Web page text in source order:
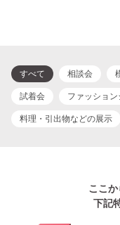
すべて 相談会
試着会
ファッション
料理・引出物などの展示
ここか
下記